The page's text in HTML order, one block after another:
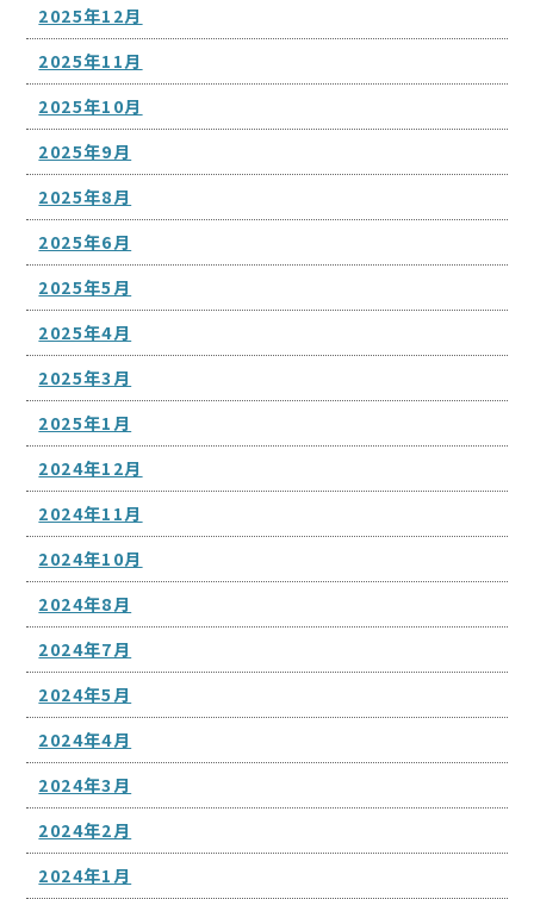
2025年12月
2025年11月
2025年10月
2025年9月
2025年8月
2025年6月
2025年5月
2025年4月
2025年3月
2025年1月
2024年12月
2024年11月
2024年10月
2024年8月
2024年7月
2024年5月
2024年4月
2024年3月
2024年2月
2024年1月